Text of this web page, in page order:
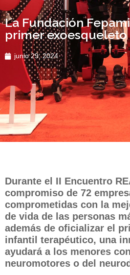
La Fundación
primer
junio 29, 2024
Durante el II Encuentro
compromiso de 72
comprometidas con la
de vida de las personas
además de oficializar el
infantil terapéutico, una
ayudará a los menores
neuromotores o del